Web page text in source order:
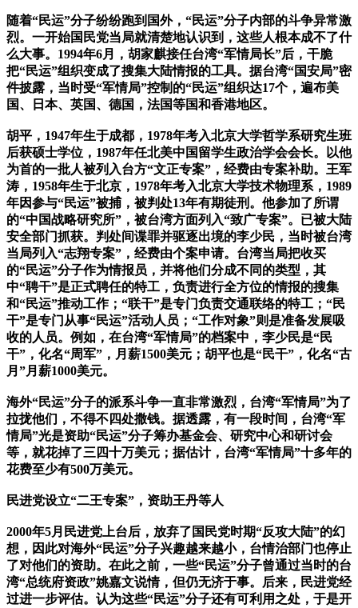
随着“民运”分子纷纷跑到国外，“民运”分子内部的斗争异常激
烈。一开始国民党当局就清楚地认识到，这些人根本成不了什
么大事。1994年6月，胡家麒接任台湾“军情局长”后，干脆
把“民运”组织变成了搜集大陆情报的工具。据台湾“国安局”密
件披露，当时受“军情局”控制的“民运”组织达17个，遍布美
国、日本、英国、德国，法国等国和香港地区。
胡平，1947年生于成都，1978年考入北京大学哲学系研究生班
后获硕士学位，1987年任北美中国留学生政治学会会长。以他
为首的一批人被列入台方“文正专案”，经费由专案补助。王军
涛，1958年生于北京，1978年考入北京大学技术物理系，1989
年因参与“民运”被捕，被判处13年有期徒刑。他参加了所谓
的“中国战略研究所”，被台湾方面列入“致广专案”。已被大陆
安全部门抓获。判处间谍罪并驱逐出境的李少民，当时被台湾
当局列入“志翔专案”，经费由个案申请。台湾当局把收买
的“民运”分子作为情报员，并将他们分成不同的类型，其
中“聘干”是正式聘任的特工，负责进行全方位的情报的搜集
和“民运”推动工作；“联干”是专门负责交通联络的特工；“民
干”是专门从事“民运”活动人员；“工作对象”则是准备发展吸
收的人员。例如，在台湾“军情局”的档案中，李少民是“民
干”，化名“周军”，月薪1500美元；胡平也是“民干”，化名“古
月”月薪1000美元。
海外“民运”分子的派系斗争一直非常激烈，台湾“军情局”为了
拉拢他们，不得不四处撒钱。据透露，有一段时间，台湾“军
情局”光是资助“民运”分子筹办基金会、研究中心和研讨会
等，就花掉了三四十万美元；据估计，台湾“军情局”十多年的
花费至少有500万美元。
民进党设立“二王专案”，资助王丹等人
2000年5月民进党上台后，放弃了国民党时期“反攻大陆”的幻
想，因此对海外“民运”分子兴趣越来越小，台情治部门也停止
了对他们的资助。在此之前，一些“民运”分子曾通过当时的台
湾“总统府资政”姚嘉文说情，但仍无济于事。后来，民进党经
过进一步评估。认为这些“民运”分子还有可利用之处，于是开